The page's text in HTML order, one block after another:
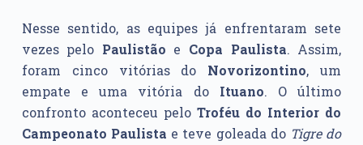
Nesse sentido, as equipes já enfrentaram sete
vezes pelo Paulistão e Copa Paulista. Assim,
foram cinco vitórias do Novorizontino, um
empate e uma vitória doItuano. O último
confronto aconteceu pelo Troféu do Interior do
Campeonato Paulista e teve goleada do Tigre do